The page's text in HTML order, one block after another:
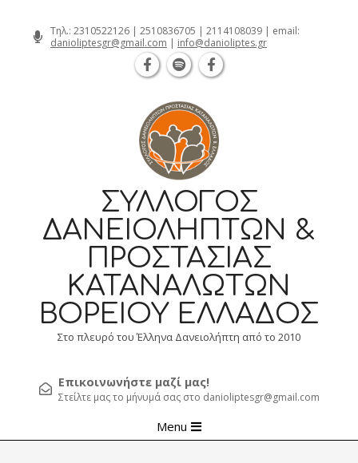
Τηλ.: 2310522126 | 2510836705 | 2114108039 | email:
danioliptesgr@gmail.com | info@danioliptes.gr
ΣΎΛΛΟΓΟΣ
ΔΑΝΕΙΟΛΗΠΤΏΝ &
ΠΡΟΣΤΑΣΊΑΣ
ΚΑΤΑΝΑΛΩΤΏΝ
ΒΟΡΕΊΟΥ ΕΛΛΆΔΟΣ
Στο πλευρό του Έλληνα Δανειολήπτη από το 2010
Επικοινωνήστε μαζί μας!
Στείλτε μας το μήνυμά σας στο danioliptesgr@gmail.com
Navigation
Menu